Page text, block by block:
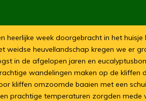
heerlijke week doorgebracht in het huisje
weidse heuvellandschap kregen we er
in de afgelopen jaren en
wandelingen maken op de kliffen
kliffen omzoomde baaien met een
prachtige temperaturen zorgden mede